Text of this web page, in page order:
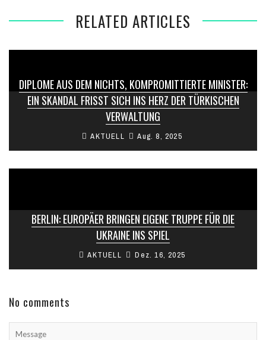
RELATED ARTICLES
DIPLOME AUS DEM NICHTS, KOMPROMITTIERTE MINISTER:
EIN SKANDAL FRISST SICH INS HERZ DER TÜRKISCHEN
VERWALTUNG
AKTUELL Aug. 8, 2025
BERLIN: EUROPÄER BRINGEN EIGENE TRUPPE FÜR DIE
UKRAINE INS SPIEL
AKTUELL Dez. 16, 2025
No comments